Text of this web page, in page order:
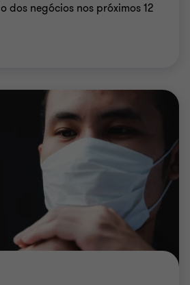
dos negócios nos próximos 12